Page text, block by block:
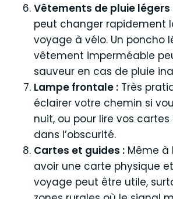
Vêtements de pluie légers
peut changer rapidement
voyage à vélo. Un poncho
vêtement imperméable
sauveur en cas de pluie
Lampe frontale : Très
éclairer votre chemin si
nuit, ou pour lire vos
dans l’obscurité.
Cartes et guides : Même à
avoir une carte physique
voyage peut être utile,